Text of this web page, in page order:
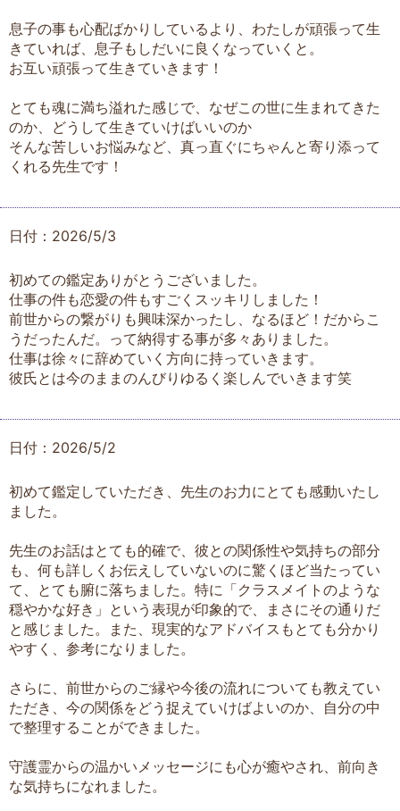
息子の事も心配ばかりしているより、わたしが頑張って生
きていれば、息子もしだいに良くなっていくと。
お互い頑張って生きていきます！
とても魂に満ち溢れた感じで、なぜこの世に生まれてきた
のか、どうして生きていけばいいのか
そんな苦しいお悩みなど、真っ直ぐにちゃんと寄り添って
くれる先生です！
日付：2026/5/3
初めての鑑定ありがとうございました。
仕事の件も恋愛の件もすごくスッキリしました！
前世からの繋がりも興味深かったし、なるほど！だからこ
うだったんだ。って納得する事が多々ありました。
仕事は徐々に辞めていく方向に持っていきます。
彼氏とは今のままのんびりゆるく楽しんでいきます笑
日付：2026/5/2
初めて鑑定していただき、先生のお力にとても感動いたし
ました。
先生のお話はとても的確で、彼との関係性や気持ちの部分
も、何も詳しくお伝えしていないのに驚くほど当たってい
て、とても腑に落ちました。特に「クラスメイトのような
穏やかな好き」という表現が印象的で、まさにその通りだ
と感じました。また、現実的なアドバイスもとても分かり
やすく、参考になりました。
さらに、前世からのご縁や今後の流れについても教えてい
ただき、今の関係をどう捉えていけばよいのか、自分の中
で整理することができました。
守護霊からの温かいメッセージにも心が癒やされ、前向き
な気持ちになれました。